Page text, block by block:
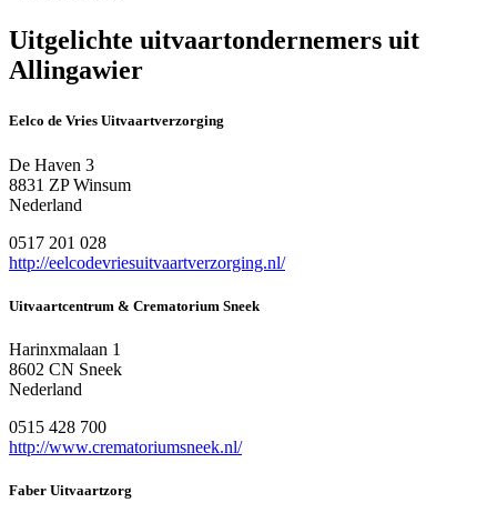
Uitgelichte uitvaartondernemers uit
Allingawier
Eelco de Vries Uitvaartverzorging
De Haven 3
8831 ZP Winsum
Nederland
0517 201 028
http://eelcodevriesuitvaartverzorging.nl/
Uitvaartcentrum & Crematorium Sneek
Harinxmalaan 1
8602 CN Sneek
Nederland
0515 428 700
http://www.crematoriumsneek.nl/
Faber Uitvaartzorg